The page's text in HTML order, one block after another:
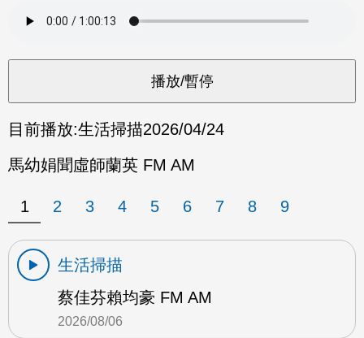
目前播放:生活掃描2026/04/24
馬幼娟聞虛師蘭英 FM AM
1 2 3 4 5 6 7 8 9
生活掃描
蔡佳芬賴均豪 FM AM
2026/08/06